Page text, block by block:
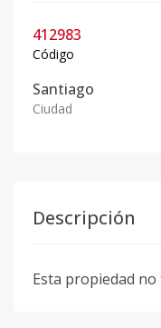
412983
Código
Santiago
Ciudad
Descripción
Esta propiedad